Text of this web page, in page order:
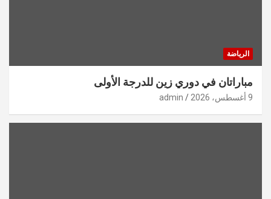
الرياضة
مباراتان في دوري زين للدرجة الأولى
9 أغسطس، 2026 admin